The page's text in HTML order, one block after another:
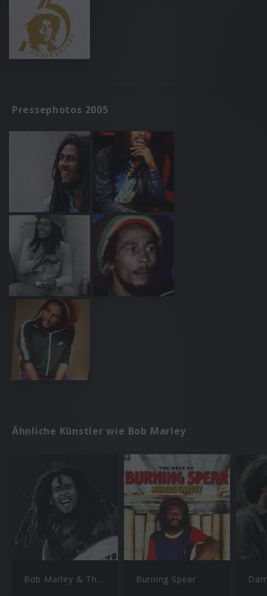
Pressephotos 2005
Ähnliche Künstler wie Bob Marley
Bob Marley & The Wailers Burning Spear